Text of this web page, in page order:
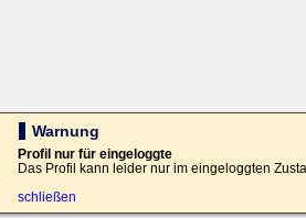
Bei jedem Besuch
automatisch einloggen.
Warnung
Profil nur für eingeloggte
Das Profil kann leider nur im eingeloggten
schließen